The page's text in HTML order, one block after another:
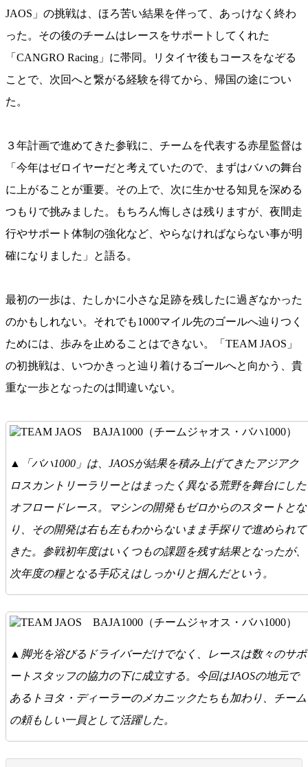
JAOS」の挑戦は、ほろ苦い結果を伴って、あっけなく終わ
った。その後のチームはレースをサポートしてくれた
「CANGRO Racing」に帯同。リタイヤ後もコースをなぞる
ことで、次回へと繋がる経験を得てから、帰国の途につい
た。
３年計画で進めてきた参戦に、チームを代表する赤星監督は
「今年はゼロイヤーだと考えていたので、まずはバハの舞台
に上がることが重要。その上で、次に生かせる知見を深める
つもりで挑みました。もちろん悔しさは残りますが、夜間走
行やサポート体制の強化など、やらなければならない事が明
確になりました」と語る。
最初の一歩は、たしかに小さな足跡を残したに過ぎなかった
のかもしれない。それでも1000マイル先のゴールへ辿りつく
ためには、歩みを止めることはできない。「TEAM JAOS」
の初挑戦は、いつかきっと辿り着けるゴールへと向かう、貴
重な一歩となったのは間違いない。
▲「バハ1000」は、JAOSが結果を積み上げてきたアジアク
ロスカントリーラリーとはまったく異なる荒野を舞台にした
オフロードレース。マシンの開発もゼロからのスタートとな
り、その開発は右も左もわからないまま手探りで進められて
きた。参戦初年度はいくつもの課題を残す結果となったが、
次年度の糧となる手応えはしっかりと掴んだという。
▲脚光を浴びるドライバーだけでなく、レースは数々のサポ
ートスタッフの協力の下に成立する。今回はJAOSの地元で
あるトヨタ・ディーラーのメカニックたちも加わり、チーム
の頼もしい一員として活躍した。